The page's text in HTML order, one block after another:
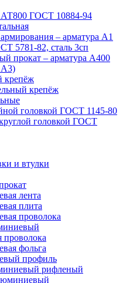
АТ800 ГОСТ 10884-94
– арматура А1
5781-82, сталь 3сп
прокат – арматура А400
А3)
крепёж
крепёж
головкой ГОСТ 1145-80
головкой ГОСТ
и втулки
лента
плита
проволока
проволока
фольга
профиль
рифленый